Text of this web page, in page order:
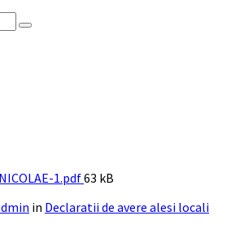
1.pdfFile
63 kB
in Declaratii de avere alesi locali